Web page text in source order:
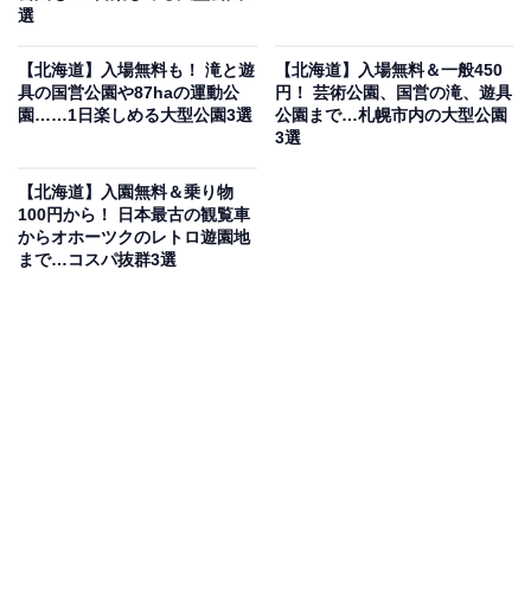
「庭園」を眺めながらの「サッポロ クラシック」試飲タ
使った生ビールを工場で味わう体験は格別です。
見学後は工場敷地内のジンギスカンレストラン「ヴァル
ハラ」でサッポロビールと北海道グルメをたっぷり楽し
めます。WEB予約は希望日の4週間前より受付開始。車
でお越しの場合はビールの試飲ができないため（ソフト
選
【北海道】入場無料も！ 滝と遊
具の国営公園や87haの運動公
園……1日楽しめる大型公園3選
【北海道】入場無料＆一般450
円！ 芸術公園、国営の滝、遊具
公園まで…札幌市内の大型公園
3選
【北海道】入園無料＆乗り物
100円から！ 日本最古の観覧車
からオホーツクのレトロ遊園地
まで…コスパ抜群3選